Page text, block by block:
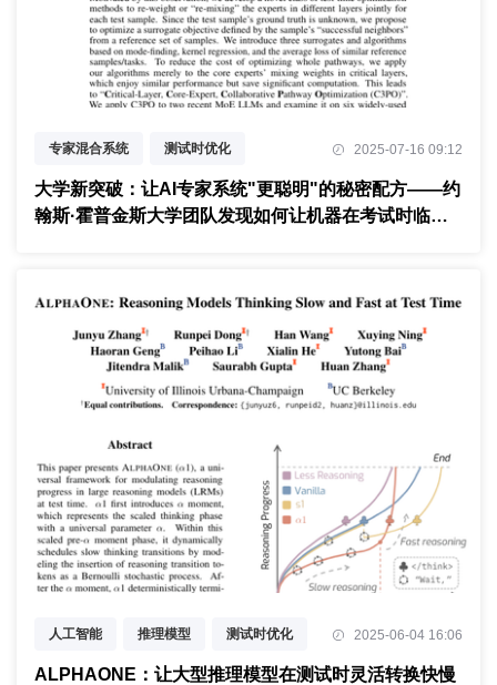
专家混合系统 测试时优化
动态路径选择
2025-07-16 09:12
大学新突破：让AI专家系统"更聪明"的秘密配方——约
翰斯·霍普金斯大学团队发现如何让机器在考试时临场
人工智能 推理模型 测试时优化 2025-06-04 16:06
ALPHAONE：让大型推理模型在测试时灵活转换快慢